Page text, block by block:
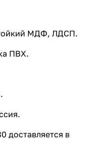
МДФ, ЛДСП.
ПВХ.
доставляется в